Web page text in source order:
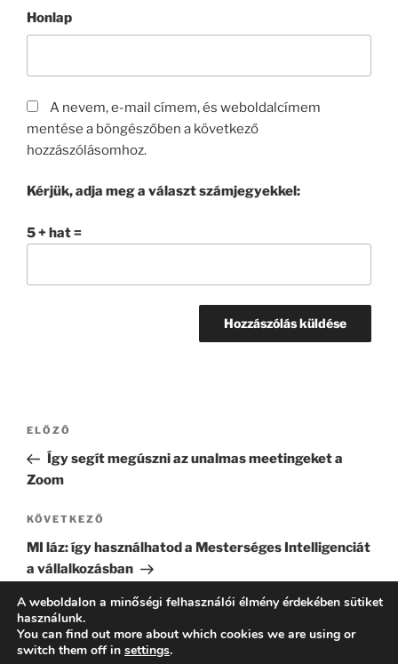
Honlap
A nevem, e-mail címem, és weboldalcímem
mentése a böngészőben a következő
hozzászólásomhoz.
Kérjük, adja meg a választ számjegyekkel:
5 + hat =
Bejegyzés
navigáció
Korábbi
bejegyzés
ELŐZŐ
Így segít megúszni az unalmas meetingeket a
Zoom
Következő
bejegyzés
KÖVETKEZŐ
MI láz: így használhatod a Mesterséges Intelligenciát
a vállalkozásban
A weboldalon a minőségi felhasználói élmény érdekében sütiket
használunk.
You can find out more about which cookies we are using or
switch them off in settings.